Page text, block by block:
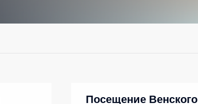
Посещение Венского